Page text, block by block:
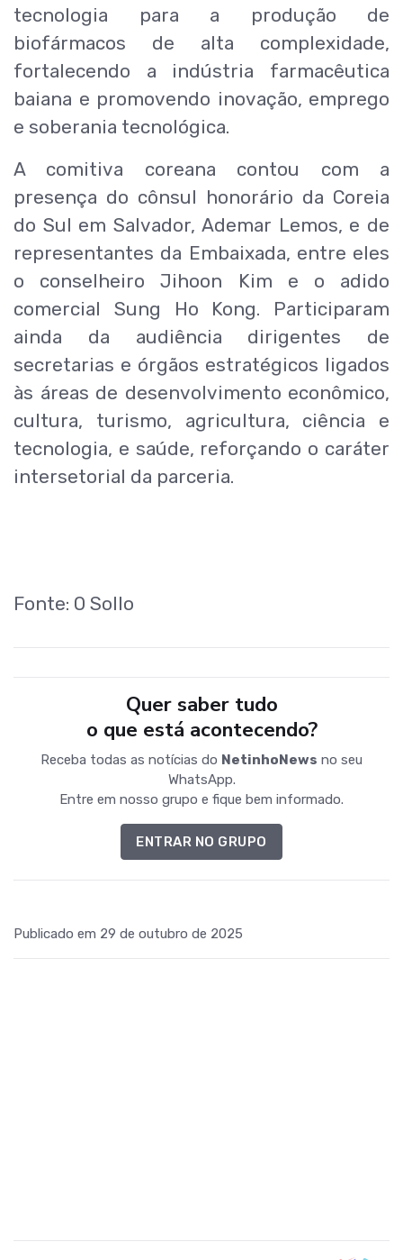
tecnologia para a produção de
biofármacos de alta complexidade,
fortalecendo a indústria farmacêutica
baiana e promovendo inovação, emprego
e soberania tecnológica.
A comitiva coreana contou com a
presença do cônsul honorário da Coreia
do Sul em Salvador, Ademar Lemos, e de
representantes da Embaixada, entre eles
o conselheiro Jihoon Kim e o adido
comercial Sung Ho Kong. Participaram
ainda da audiência dirigentes de
secretarias e órgãos estratégicos ligados
às áreas de desenvolvimento econômico,
cultura, turismo, agricultura, ciência e
tecnologia, e saúde, reforçando o caráter
intersetorial da parceria.
Fonte: O Sollo
Quer saber tudo
o que está acontecendo?
Receba todas as notícias do NetinhoNews no seu
WhatsApp.
Entre em nosso grupo e fique bem informado.
ENTRAR NO GRUPO
Publicado em 29 de outubro de 2025